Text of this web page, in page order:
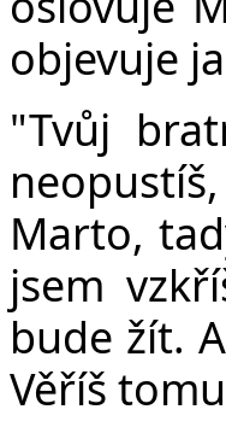
objevuje
"Tvůj
Marto,
jsem
bude žít.
Věříš